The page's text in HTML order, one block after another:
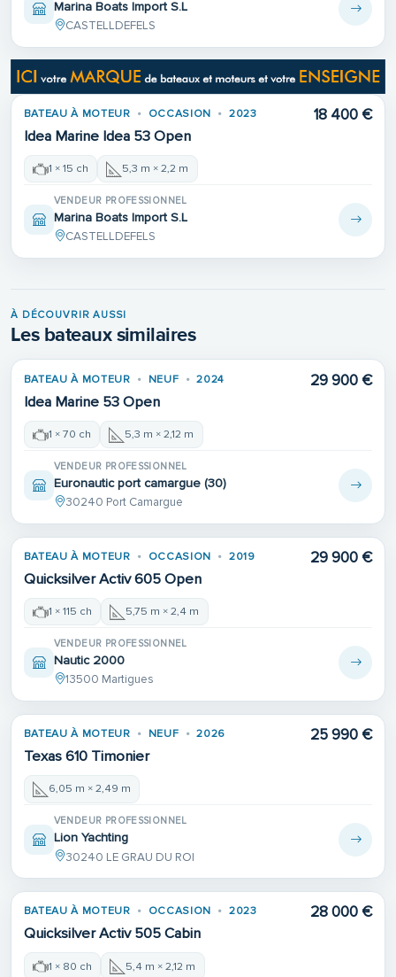
Marina Boats Import S.L
CASTELLDEFELS
BATEAU À MOTEUR OCCASION 2023
Idea Marine Idea 53 Open
18 400 €
1 × 15 ch 5,3 m × 2,2 m
VENDEUR PROFESSIONNEL
Marina Boats Import S.L
CASTELLDEFELS
À DÉCOUVRIR AUSSI
Les bateaux similaires
BATEAU À MOTEUR NEUF 2024
Idea Marine 53 Open
29 900 €
1 × 70 ch 5,3 m × 2,12 m
VENDEUR PROFESSIONNEL
Euronautic port camargue (30)
30240 Port Camargue
BATEAU À MOTEUR OCCASION 2019
Quicksilver Activ 605 Open
29 900 €
1 × 115 ch 5,75 m × 2,4 m
VENDEUR PROFESSIONNEL
Nautic 2000
13500 Martigues
BATEAU À MOTEUR NEUF 2026
Texas 610 Timonier
25 990 €
6,05 m × 2,49 m
VENDEUR PROFESSIONNEL
Lion Yachting
30240 LE GRAU DU ROI
BATEAU À MOTEUR OCCASION 2023
Quicksilver Activ 505 Cabin
28 000 €
1 × 80 ch 5,4 m × 2,12 m